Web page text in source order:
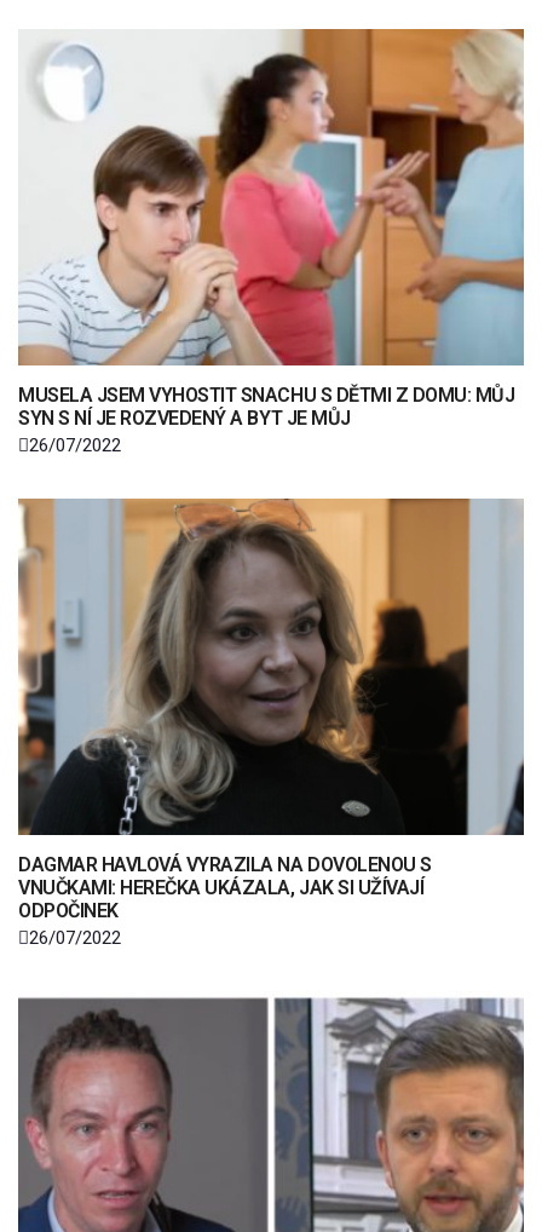
MUSELA JSEM VYHOSTIT SNACHU S DĚTMI Z DOMU: MŮJ
SYN S NÍ JE ROZVEDENÝ A BYT JE MŮJ
26/07/2022
DAGMAR HAVLOVÁ VYRAZILA NA DOVOLENOU S
VNUČKAMI: HEREČKA UKÁZALA, JAK SI UŽÍVAJÍ
ODPOČINEK
26/07/2022